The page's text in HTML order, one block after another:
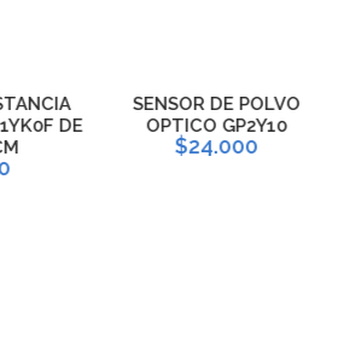
DE
SENSOR DE POLVO
OPTICO GP2Y10
$24.000